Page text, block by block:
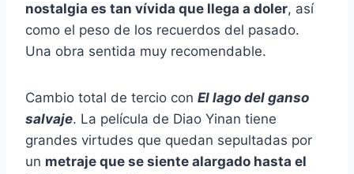
nostalgia es tan vívida que llega a doler, así
como el peso de los recuerdos del pasado.
Una obra sentida muy recomendable.
Cambio total de tercio con El lago del ganso
salvaje. La película de Diao Yinan tiene
grandes virtudes que quedan sepultadas por
un metraje que se siente alargado hasta el